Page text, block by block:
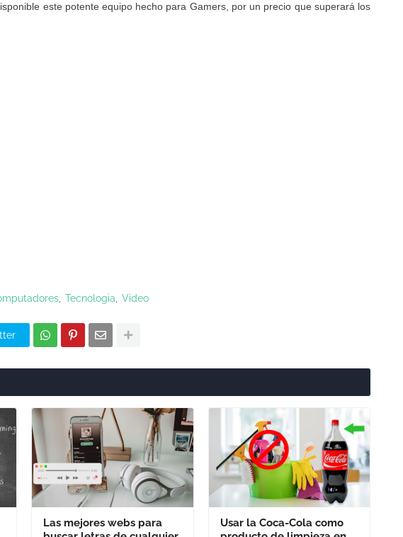
este potente equipo hecho para Gamers, por un precio que superará los
Tecnologia Video
Las mejores webs para
Usar la Coca-Cola como